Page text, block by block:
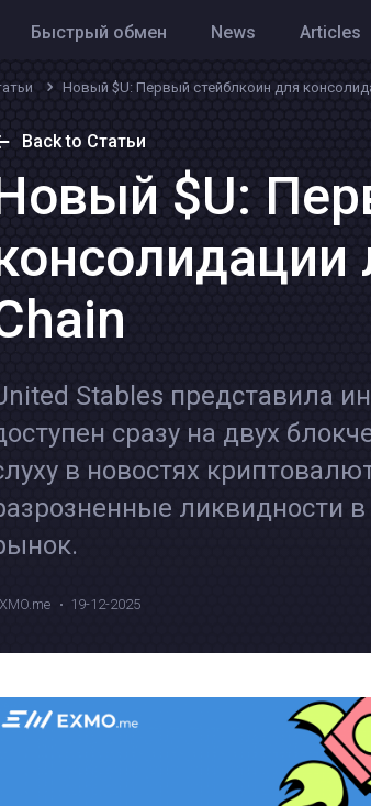
Быстрый обмен News Articles
Новый $U: Первый стейблкоин для
Back to Статьи
$U:
Stables представила
сразу на двух
в новостях
ликвидности
19-12-2025